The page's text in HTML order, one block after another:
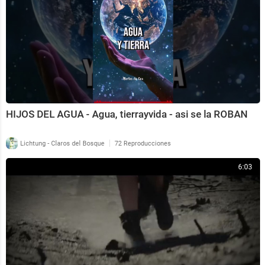
HIJOS DEL AGUA - Agua, tierrayvida - asi se la ROBAN
Lichtung - Claros del Bosque | 72 Reproducciones
6:03